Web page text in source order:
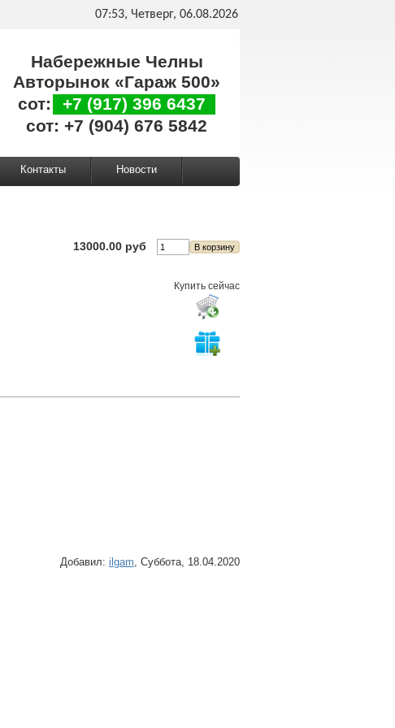
07:53, Четверг, 06.08.2026
Набережные Челны
Авторынок «Гараж 500»
сот:
+7 (917) 396 6437
сот: +7 (904) 676 5842
Контакты Новости
13000.00 руб
Купить сейчас
Добавил: ilgam, Суббота, 18.04.2020